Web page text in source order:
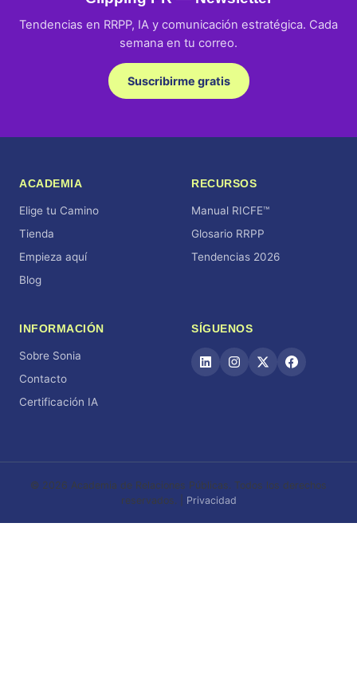
Tendencias en RRPP, IA y comunicación estratégica. Cada
semana en tu correo.
Suscribirme gratis
ACADEMIA
Elige tu Camino
Tienda
Empieza aquí
Blog
RECURSOS
Manual RICFE™
Glosario RRPP
Tendencias 2026
INFORMACIÓN
Sobre Sonia
Contacto
Certificación IA
SÍGUENOS
© 2026 Academia de Relaciones Públicas. Todos los derechos
reservados. | Privacidad